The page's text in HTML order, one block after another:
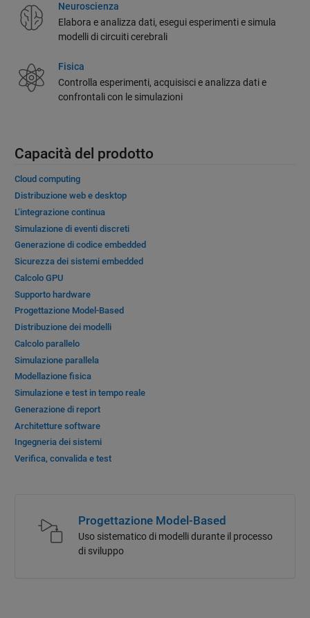
Neuroscienza
Elabora e analizza dati, esegui esperimenti e simula
modelli di circuiti cerebrali
Fisica
Controlla esperimenti, acquisisci e analizza dati e
confrontali con le simulazioni
Capacità del prodotto
Cloud computing
Distribuzione web e desktop
L’integrazione continua
Simulazione di eventi discreti
Generazione di codice embedded
Sicurezza dei sistemi embedded
Calcolo GPU
Supporto hardware
Progettazione Model-Based
Distribuzione dei modelli
Calcolo parallelo
Simulazione parallela
Modellazione fisica
Simulazione e test in tempo reale
Generazione di report
Architetture software
Ingegneria dei sistemi
Verifica, convalida e test
Progettazione Model-Based
Uso sistematico di modelli durante il processo
di sviluppo